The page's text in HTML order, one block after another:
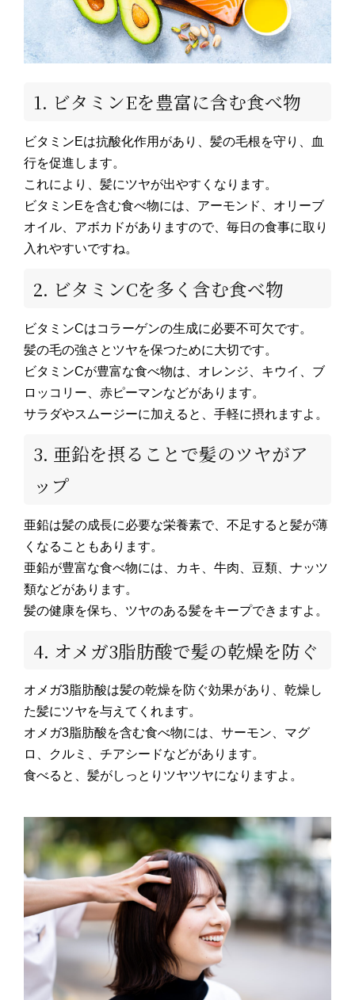
1. ビタミンEを豊富に含む食べ物
ビタミンEは抗酸化作用があり、髪の毛根を守り、血
行を促進します。
これにより、髪にツヤが出やすくなります。
ビタミンEを含む食べ物には、アーモンド、オリーブ
オイル、アボカドがありますので、毎日の食事に取り
入れやすいですね。
2. ビタミンCを多く含む食べ物
ビタミンCはコラーゲンの生成に必要不可欠です。
髪の毛の強さとツヤを保つために大切です。
ビタミンCが豊富な食べ物は、オレンジ、キウイ、ブ
ロッコリー、赤ピーマンなどがあります。
サラダやスムージーに加えると、手軽に摂れますよ。
3. 亜鉛を摂ることで髪のツヤがア
ップ
亜鉛は髪の成長に必要な栄養素で、不足すると髪が薄
くなることもあります。
亜鉛が豊富な食べ物には、カキ、牛肉、豆類、ナッツ
類などがあります。
髪の健康を保ち、ツヤのある髪をキープできますよ。
4. オメガ3脂肪酸で髪の乾燥を防ぐ
オメガ3脂肪酸は髪の乾燥を防ぐ効果があり、乾燥し
た髪にツヤを与えてくれます。
オメガ3脂肪酸を含む食べ物には、サーモン、マグ
ロ、クルミ、チアシードなどがあります。
食べると、髪がしっとりツヤツヤになりますよ。